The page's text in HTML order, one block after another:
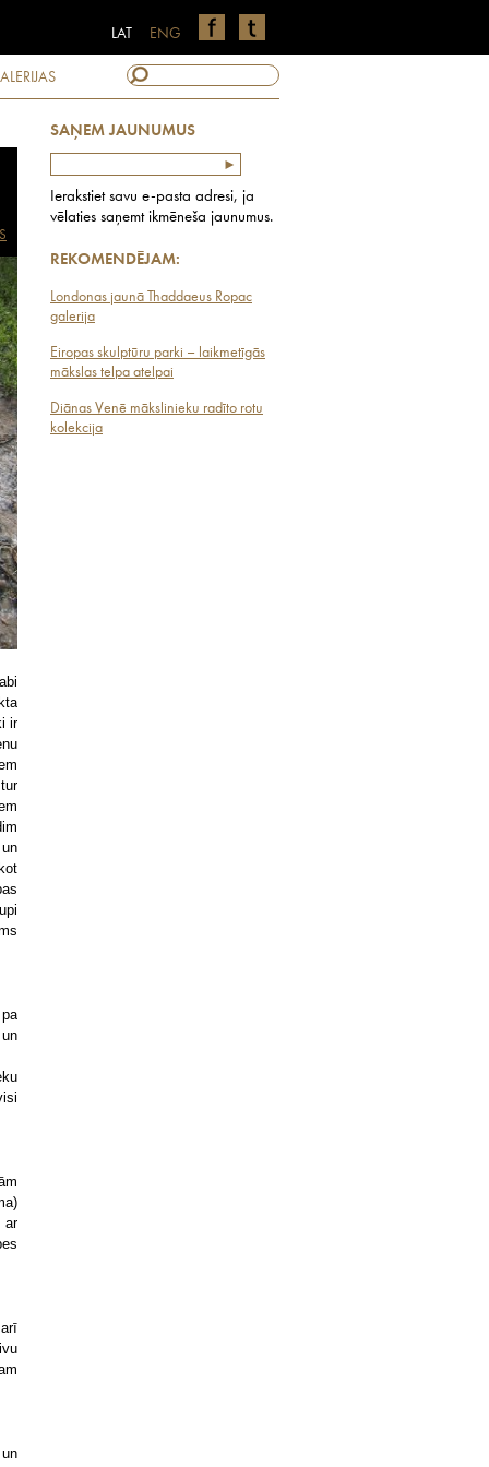
ENG
LAT
SAŅEM JAUNUMUS
Ierakstiet savu e-pasta adresi, ja
vēlaties saņemt ikmēneša jaunumus.
REKOMENDĒJAM:
Londonas jaunā Thaddaeus Ropac
galerija
Eiropas skulptūru parki – laikmetīgās
mākslas telpa atelpai
Diānas Venē mākslinieku radīto rotu
kolekcija
ir
ar